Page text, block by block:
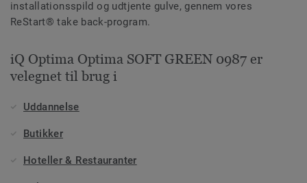
installationsspild og udtjente gulve, gennem vores
ReStart® take back-program.
iQ Optima Optima SOFT GREEN 0987 er
velegnet til brug i
Uddannelse
Butikker
Hoteller & Restauranter